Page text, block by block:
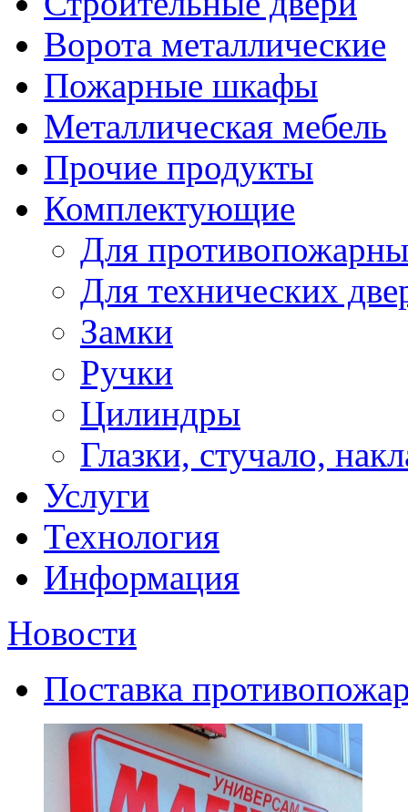
Ворота металлические
Пожарные шкафы
Металлическая мебель
Прочие продукты
Комплектующие
Для
Для технических
Замки
Ручки
Цилиндры
Глазки, стучало,
Услуги
Технология
Информация
Новости
Поставка